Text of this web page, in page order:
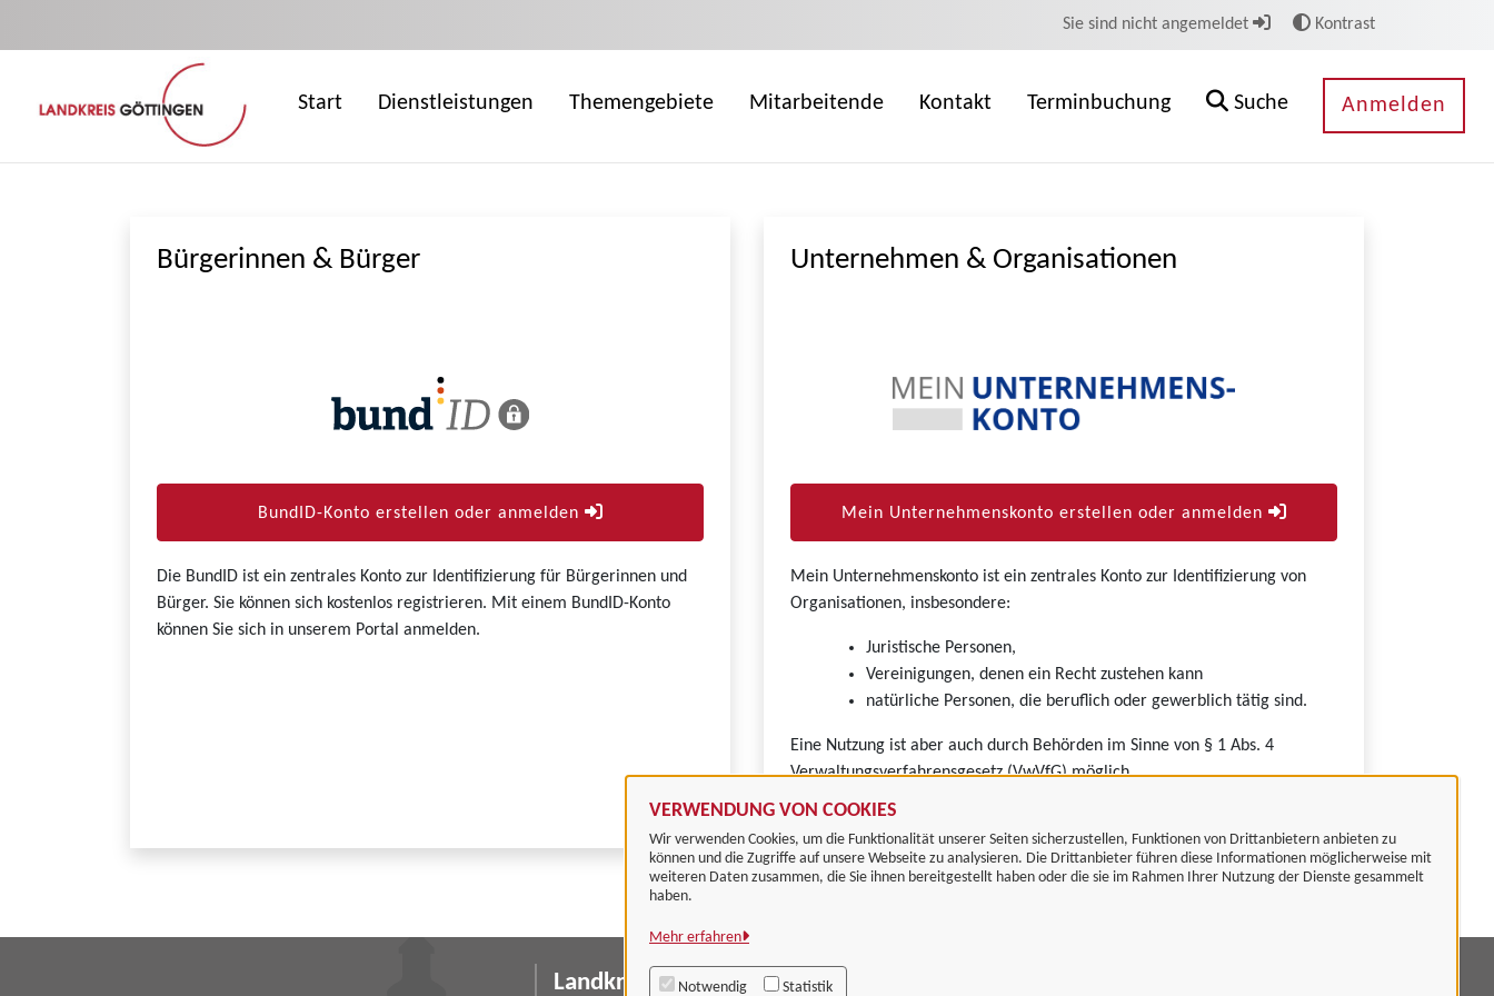
VERWENDUNG VON COOKIES
Wir verwenden Cookies, um die Funktionalität unserer Seiten sicherzustellen, Funktionen von Drittanbietern anbieten zu
können und die Zugriffe auf unsere Webseite zu analysieren. Die Drittanbieter führen diese Informationen möglicherweise mit
weiteren Daten zusammen, die Sie ihnen bereitgestellt haben oder die sie im Rahmen Ihrer Nutzung der Dienste gesammelt
haben.
Mehr erfahren
Notwendig Statistik
Sie sind nicht angemeldet Kontrast
Start Dienstleistungen Themengebiete Mitarbeitende Kontakt Terminbuchung Suche Anmelden
Bürgerinnen & Bürger
BundID-Konto erstellen oder anmelden
Die BundID ist ein zentrales Konto zur Identifizierung für Bürgerinnen und
Bürger. Sie können sich kostenlos registrieren. Mit einem BundID-Konto
können Sie sich in unserem Portal anmelden.
Unternehmen & Organisationen
Mein Unternehmenskonto erstellen oder anmelden
Mein Unternehmenskonto ist ein zentrales Konto zur Identifizierung von
Organisationen, insbesondere:
Juristische Personen,
Vereinigungen, denen ein Recht zustehen kann
natürliche Personen, die beruflich oder gewerblich tätig sind.
Eine Nutzung ist aber auch durch Behörden im Sinne von § 1 Abs. 4
Verwaltungsverfahrensgesetz (VwVfG) möglich.
Landkreis Göttingen